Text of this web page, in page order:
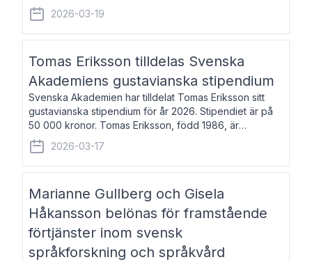
född 1965, är professor i nordiska språk vid Göteborgs
universitet. Han disputerade 2004 på avhan
2026-03-19
Tomas Eriksson tilldelas Svenska
Akademiens gustavianska stipendium
Svenska Akademien har tilldelat Tomas Eriksson sitt
gustavianska stipendium för år 2026. Stipendiet är på
50 000 kronor. Tomas Eriksson, född 1986, är
projektledare inom marknadsföring och författare och
utkom i fjol med boken Syndabocken.
2026-03-17
Marianne Gullberg och Gisela
Håkansson belönas för framstående
förtjänster inom svensk
språkforskning och språkvård